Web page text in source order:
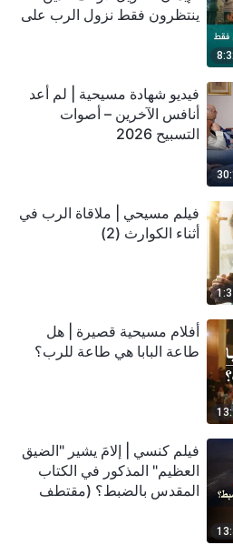
ينتظرون فقط نزول الرب على
فيديو شهادة مسيحية | لم أعد
أنافس الآخرين – أصوات
التسبيح 2026
فيلم مسيحي | ملاقاة الرب في
أثناء الكوارث (2)
أفلام مسيحية قصيرة | هل
طاعة البابا هي طاعة للرب؟
فيلم كنسي | إلامَ يشير "الضيق
العظيم" المذكور في الكتاب
المقدس بالضبط؟ (مقتطف